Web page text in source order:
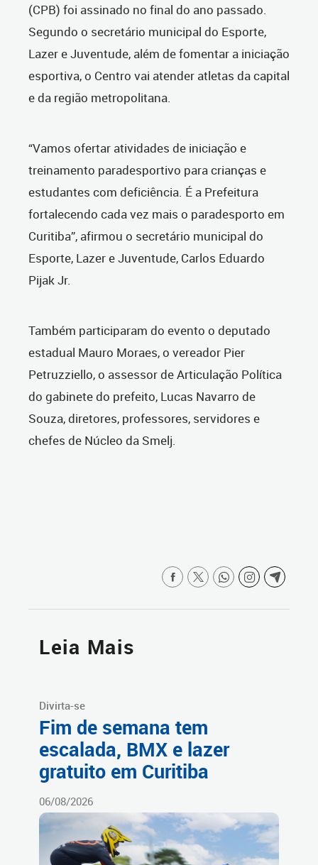
(CPB) foi assinado no final do ano passado.
Segundo o secretário municipal do Esporte,
Lazer e Juventude, além de fomentar a iniciação
esportiva, o Centro vai atender atletas da capital
e da região metropolitana.
“Vamos ofertar atividades de iniciação e
treinamento paradesportivo para crianças e
estudantes com deficiência. É a Prefeitura
fortalecendo cada vez mais o paradesporto em
Curitiba”, afirmou o secretário municipal do
Esporte, Lazer e Juventude, Carlos Eduardo
Pijak Jr.
Também participaram do evento o deputado
estadual Mauro Moraes, o vereador Pier
Petruzziello, o assessor de Articulação Política
do gabinete do prefeito, Lucas Navarro de
Souza, diretores, professores, servidores e
chefes de Núcleo da Smelj.
Leia Mais
Divirta-se
Fim de semana tem
escalada, BMX e lazer
gratuito em Curitiba
06/08/2026